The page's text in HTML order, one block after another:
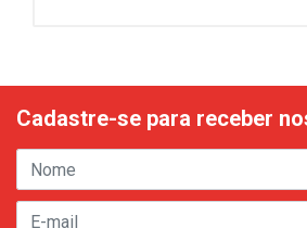
Cadastre-se para receber